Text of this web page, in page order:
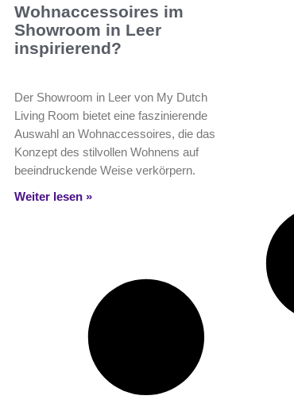
Wohnaccessoires im
Showroom in Leer
inspirierend?
Der Showroom in Leer von My Dutch
Living Room bietet eine faszinierende
Auswahl an Wohnaccessoires, die das
Konzept des stilvollen Wohnens auf
beeindruckende Weise verkörpern.
Weiter lesen »